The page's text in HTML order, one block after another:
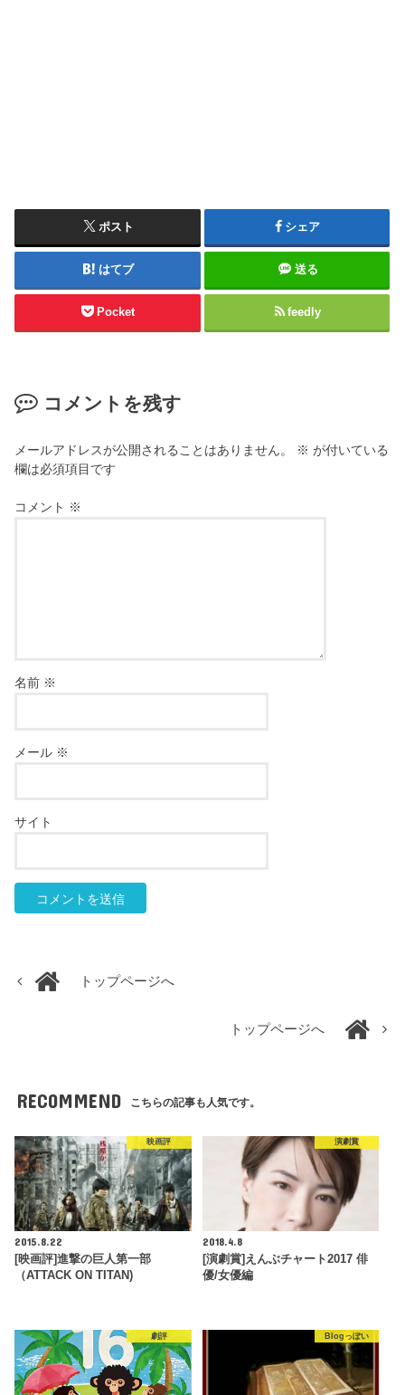
ポスト シェア
はてブ 送る
Pocket feedly
コメントを残す
メールアドレスが公開されることはありません。 ※ が付いている
欄は必須項目です
コメント ※
名前 ※
メール ※
サイト
トップページへ
トップページへ
RECOMMEND こちらの記事も人気です。
映画評
2015.8.22
[映画評]進撃の巨人第一部
（ATTACK ON TITAN)
演劇賞
2018.4.8
[演劇賞]えんぶチャート2017 俳
優/女優編
劇評 Blogっぽい